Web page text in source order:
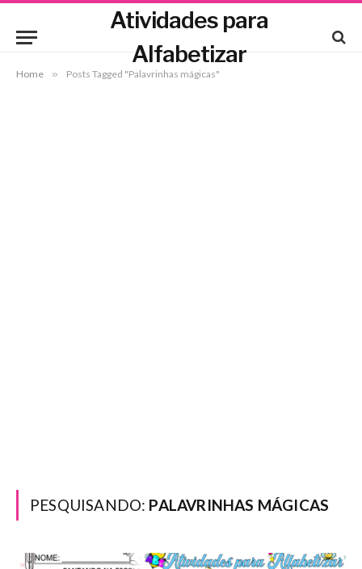
Atividades para
Alfabetizar
Home » Posts Tagged "Palavrinhas mágicas"
PESQUISANDO: PALAVRINHAS MÁGICAS